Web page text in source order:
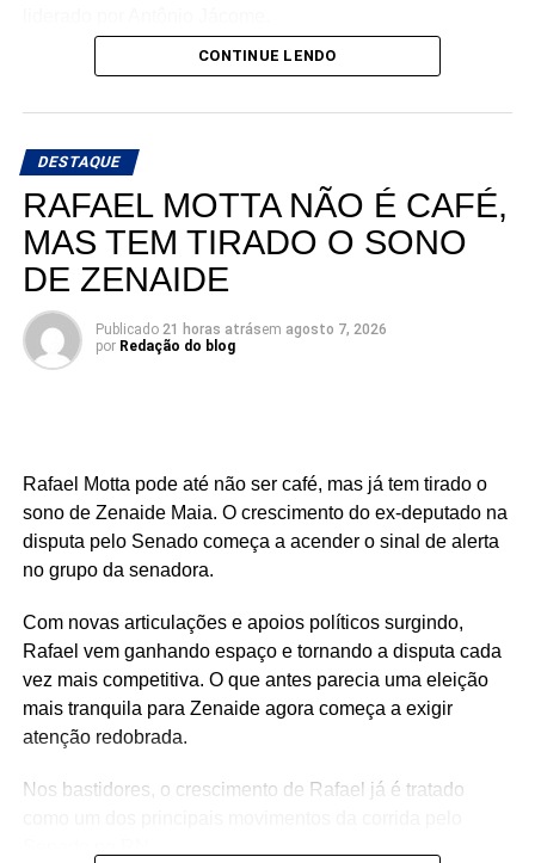
Ao declarar seu apoio, Matheus afirmou acreditar na
busca retornar à Assembleia Legislativa, segue
ampliando sua base de apoio e reunindo lideranças de
diferentes regiões e segmentos da sociedade em torno de
sua pré-candidatura.
CONTINUE LENDO
DESTAQUE
RAFAEL MOTTA NÃO É CAFÉ,
MAS TEM TIRADO O SONO
DE ZENAIDE
Publicado 21 horas atrásem agosto 7, 2026
por Redação do blog
Rafael Motta pode até não ser café, mas já tem tirado o
sono de Zenaide Maia. O crescimento do ex-deputado na
disputa pelo Senado começa a acender o sinal de alerta
no grupo da senadora.
Com novas articulações e apoios políticos surgindo,
Rafael vem ganhando espaço e tornando a disputa cada
vez mais competitiva. O que antes parecia uma eleição
mais tranquila para Zenaide agora começa a exigir
atenção redobrada.
Nos bastidores, o crescimento de Rafael já é tratado